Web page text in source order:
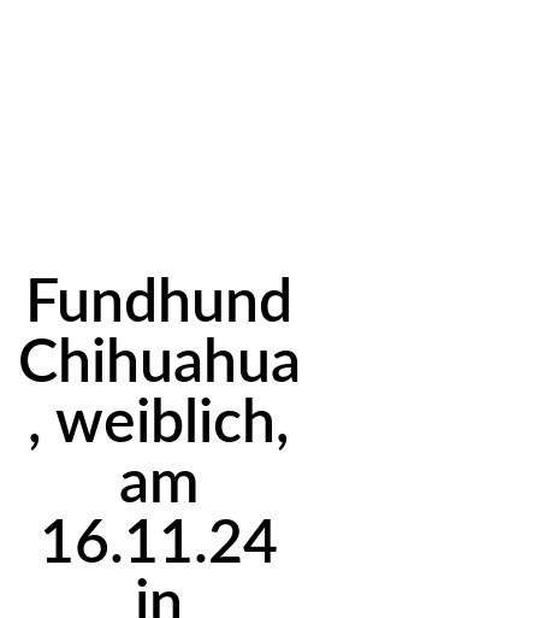
Fundhund
Chihuahua
, weiblich,
am
16.11.24
in